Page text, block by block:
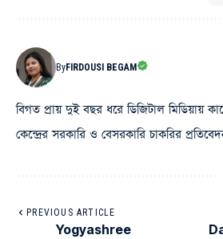
ByFIRDOUSI BEGAM
বিগত প্রায় দুই বছর ধরে ডিজিটাল মিডিয়ায়
কেন্দ্রের সরকারি ও বেসরকারি চাকরির
PREVIOUS ARTICLE
Yogyashree